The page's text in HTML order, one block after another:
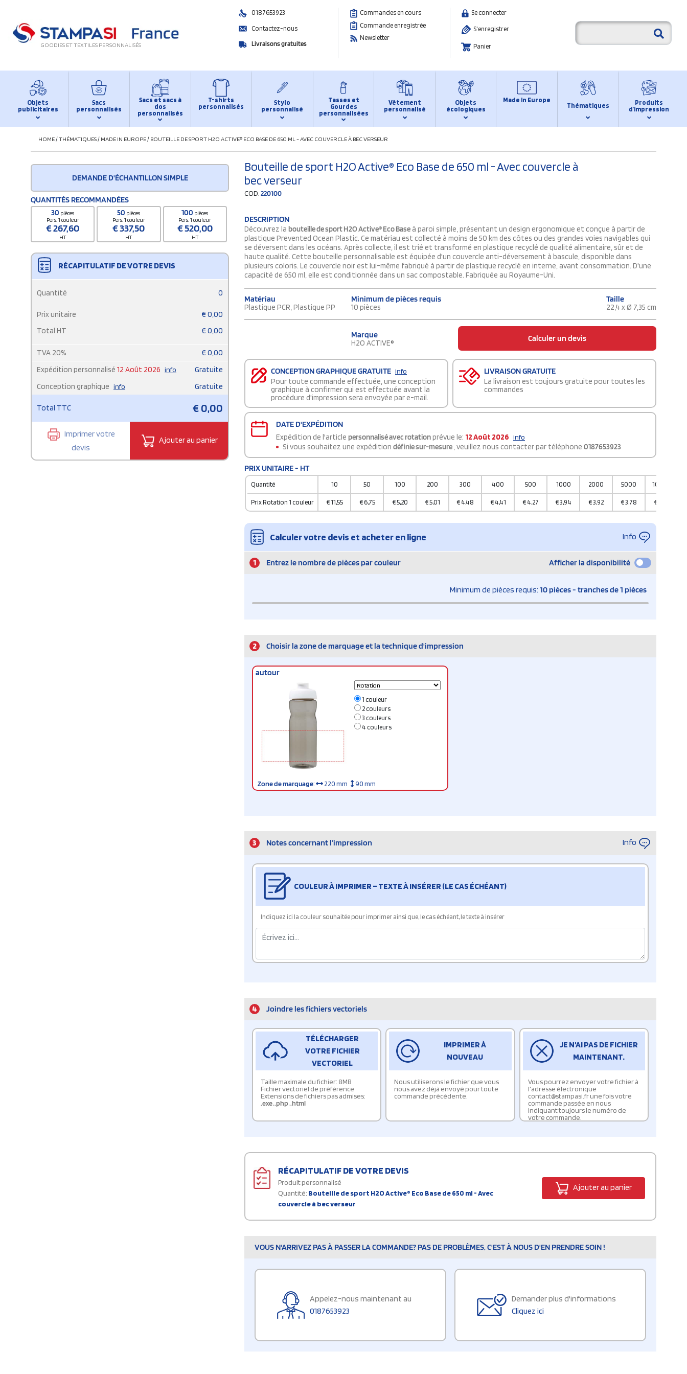
GOODIES ET TEXTILES PERSONNALISÉS
0187653923
Contactez-nous
Livraisons gratuites
Commandes en cours
Commande enregistrée
Newsletter
Se connecter
S'enregistrer
Panier
Objets
publicitaires
Sacs
personnalisés
Sacs et sacs à
dos
personnalisés
T-shirts
personnalisés
Stylo
personnalisé
Tasses et
Gourdes
personnalisées
Vêtement
personnalisé
Objets
écologiques
Made in Europe
Thématiques
Produits
d’impression
HOME/THÉMATIQUES/ MADE IN EUROPE/ BOUTEILLE DE SPORT H2O ACTIVE® ECO BASE DE 650 ML - AVEC COUVERCLE À BEC VERSEUR
DEMANDE D'ÉCHANTILLON SIMPLE
QUANTITÉS RECOMMANDÉES
30 pièces
Pers. 1 couleur
€267,60
HT
50 pièces
Pers. 1 couleur
€337,50
HT
100 pièces
Pers. 1 couleur
€520,00
HT
RÉCAPITULATIF DE VOTRE DEVIS
Quantité 0
Prix unitaire € 0,00
Total HT
€ 0,00
TVA 20% € 0,00
Expédition personnalisé 12 Août 2026 info
Gratuite
Conception graphique info Gratuite
Total TTC €0,00
Imprimer votre
devis
Ajouter au panier
Bouteille de sport H2O Active® Eco Base de 650 ml - Avec couvercle à
bec verseur
COD.220100
DESCRIPTION
Découvrez la bouteille de sport H2O Active® Eco Base à paroi simple, présentant un design ergonomique et conçue à partir de
plastique Prevented Ocean Plastic. Ce matériau est collecté à moins de 50 km des côtes ou des grandes voies navigables qui
se déversent dans les océans. Après collecte, il est trié et transformé en plastique recyclé de qualité alimentaire, sûr et de
haute qualité. Cette bouteille personnalisable est équipée d'un couvercle anti-déversement à bascule, disponible dans
plusieurs coloris. Le couvercle noir est lui-même fabriqué à partir de plastique recyclé en interne, avant consommation. D'une
capacité de 650 ml, elle est conditionnée dans un sac compostable. Fabriquée au Royaume-Uni.
Matériau
Plastique PCR, Plastique PP
Minimum de pièces requis
10 pièces
Taille
22,4 x Ø 7,35 cm
Marque
H2O ACTIVE® Calculer un devis
CONCEPTION GRAPHIQUE GRATUITE info
Pour toute commande effectuée, une conception
graphique à confirmer qui est effectuée avant la
procédure d'impression sera envoyée par e-mail.
LIVRAISON GRATUITE
La livraison est toujours gratuite pour toutes les
commandes
DATE D'EXPÉDITION
Expédition de l'article personnalisé avec rotationprévue le: 12 Août 2026 info
Si vous souhaitez une expédition définie sur-mesure, veuillez nous contacter par téléphone 0187653923
PRIX UNITAIRE - HT
Quantité 10 50 100 200 300 400 500 1000 2000 5000 10000
Prix Rotation 1 couleur €11,55 €6,75 €5,20 €5,01 € 4,48 € 4,41 € 4,27 €3,94 €3,92 €3,78 €
Calculer votre devis et acheter en ligne Info
1 Entrez le nombre de pièces par couleur Afficher la disponibilité
Minimum de pièces requis: 10 pièces - tranches de 1 pièces
2 Choisir la zone de marquage et la technique d'impression
autour
1 couleur
2 couleurs
3 couleurs
4 couleurs
Zone de marquage: 220 mm 90 mm
3 Notes concernant l’impression Info
COULEUR À IMPRIMER – TEXTE À INSÉRER (LE CAS ÉCHÉANT)
Indiquez ici la couleur souhaitée pour imprimer ainsi que, le cas échéant, le texte à insérer
4 Joindre les fichiers vectoriels
TÉLÉCHARGER
VOTRE FICHIER
VECTORIEL
Taille maximale du fichier: 8MB
Fichier vectoriel de préférence
Extensions de fichiers pas admises:
.exe,.php,.html
IMPRIMER À
NOUVEAU
Nous utiliserons le fichier que vous
nous avez déjà envoyé pour toute
commande précédente.
JE N'AI PAS DE FICHIER
MAINTENANT.
Vous pourrez envoyer votre fichier à
l'adresse électronique
contact@stampasi.fr une fois votre
commande passée en nous
indiquant toujours le numéro de
votre commande.
RÉCAPITULATIF DE VOTRE DEVIS
Produit personnalisé
Quantité: Bouteille de sport H2O Active® Eco Base de 650 ml - Avec
couvercle à bec verseur
Ajouter au panier
VOUS N'ARRIVEZ PAS À PASSER LA COMMANDE? PAS DE PROBLÈMES, C'EST À NOUS D'EN PRENDRE SOIN !
Appelez-nous maintenant au
0187653923
Demander plus d'informations
Cliquez ici